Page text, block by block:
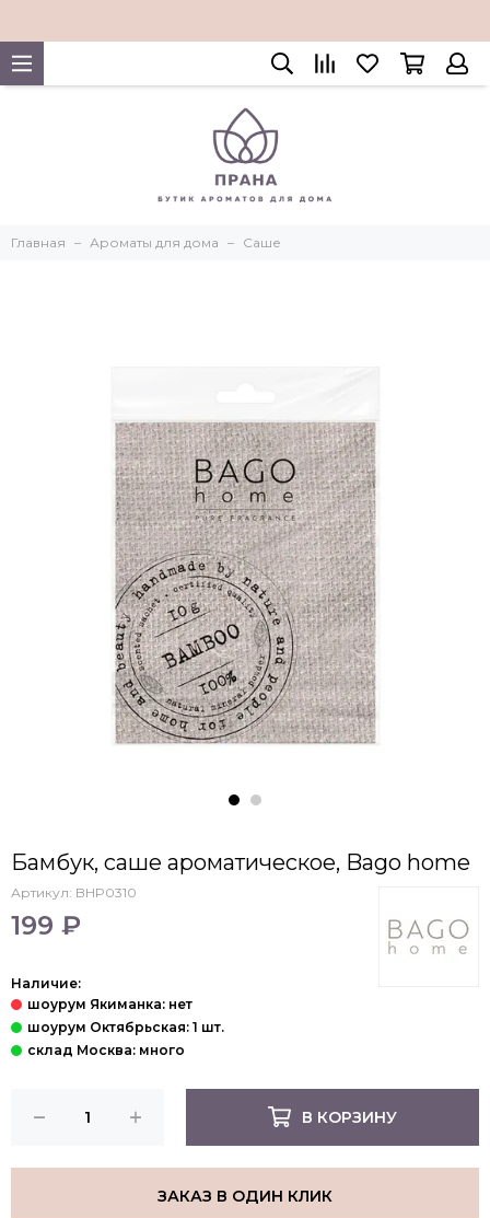
Главная Ароматы для дома Саше
Бамбук, саше ароматическое, Bago home
Артикул: BHP0310
199 ₽
Наличие:
В КОРЗИНУ
ЗАКАЗ В ОДИН КЛИК